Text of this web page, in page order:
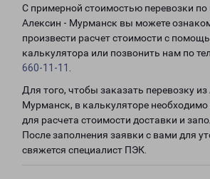
С примерной стоимостью перевозки
Алексин - Мурманск вы можете
произвести расчет стоимости с
калькулятора или позвонить нам по
660-11-11
Для того, чтобы заказать перевозку
Мурманск, в калькуляторе
для расчета стоимости доставки и
После заполнения заявки с вами для
свяжется специалист ПЭК.